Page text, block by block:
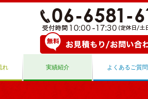
れ 実績紹介 よくあるご質問